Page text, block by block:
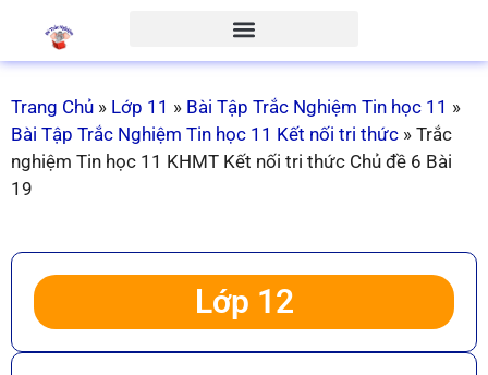
Trang Chủ » Lớp 11 » Bài Tập Trắc Nghiệm Tin học 11 »
Bài Tập Trắc Nghiệm Tin học 11 Kết nối tri thức » Trắc
nghiệm Tin học 11 KHMT Kết nối tri thức Chủ đề 6 Bài
19
Lớp 12